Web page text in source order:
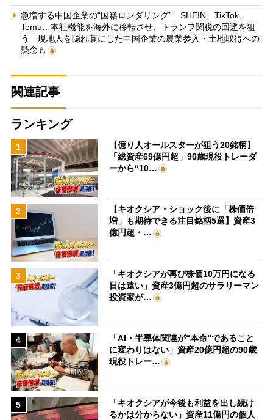
急増する中国企業の“国籍ロンダリング” SHEIN、TikTok、
Temu…本社機能を海外に移転させ、トランプ関税の回避を狙
う 現地人を隠れ蓑にした中国企業の農業参入・土地取得への
懸念も
関連記事
ランキング
1
【億り人オールスターが狙う20銘柄】
「総資産69億円超」90歳現役トレーダ
ーから“10…
2
【キオクシア・ショック後に「株価倍
増」も期待できる注目銘柄5選】資産3
億円超・…
3
「キオクシアが再び株価10万円になる
日は遠い」資産3億円超のサラリーマン
投資家が…
4
「AI・半導体関連が“本命”であること
に変わりはない」資産20億円超の90歳
現役トレー…
5
「キオクシアが今後も利益を出し続け
るかは分からない」資産11億円の個人